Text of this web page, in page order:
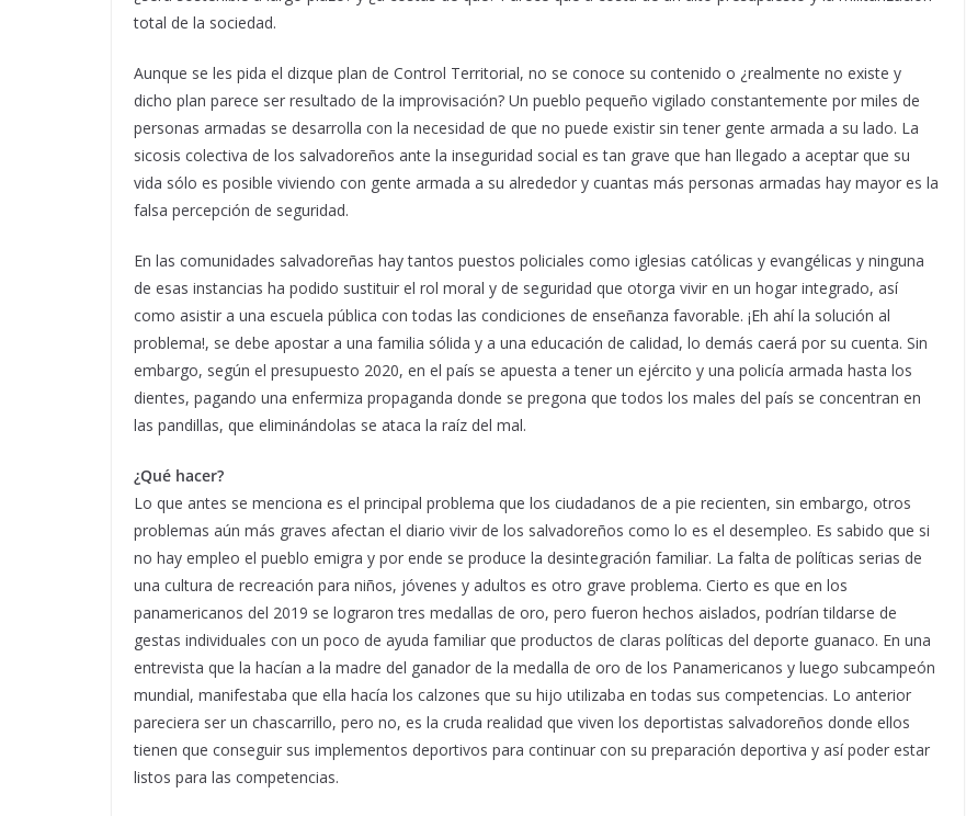
total de la sociedad.
Aunque se les pida el dizque plan de Control Territorial, no se conoce su contenido o ¿realmente no existe y
dicho plan parece ser resultado de la improvisación? Un pueblo pequeño vigilado constantemente por miles de
personas armadas se desarrolla con la necesidad de que no puede existir sin tener gente armada a su lado. La
sicosis colectiva de los salvadoreños ante la inseguridad social es tan grave que han llegado a aceptar que su
vida sólo es posible viviendo con gente armada a su alrededor y cuantas más personas armadas hay mayor es la
falsa percepción de seguridad.
En las comunidades salvadoreñas hay tantos puestos policiales como iglesias católicas y evangélicas y ninguna
de esas instancias ha podido sustituir el rol moral y de seguridad que otorga vivir en un hogar integrado, así
como asistir a una escuela pública con todas las condiciones de enseñanza favorable. ¡Eh ahí la solución al
problema!, se debe apostar a una familia sólida y a una educación de calidad, lo demás caerá por su cuenta. Sin
embargo, según el presupuesto 2020, en el país se apuesta a tener un ejército y una policía armada hasta los
dientes, pagando una enfermiza propaganda donde se pregona que todos los males del país se concentran en
las pandillas, que eliminándolas se ataca la raíz del mal.
¿Qué hacer?
Lo que antes se menciona es el principal problema que los ciudadanos de a pie recienten, sin embargo, otros
problemas aún más graves afectan el diario vivir de los salvadoreños como lo es el desempleo. Es sabido que si
no hay empleo el pueblo emigra y por ende se produce la desintegración familiar. La falta de políticas serias de
una cultura de recreación para niños, jóvenes y adultos es otro grave problema. Cierto es que en los
panamericanos del 2019 se lograron tres medallas de oro, pero fueron hechos aislados, podrían tildarse de
gestas individuales con un poco de ayuda familiar que productos de claras políticas del deporte guanaco. En una
entrevista que la hacían a la madre del ganador de la medalla de oro de los Panamericanos y luego subcampeón
mundial, manifestaba que ella hacía los calzones que su hijo utilizaba en todas sus competencias. Lo anterior
pareciera ser un chascarrillo, pero no, es la cruda realidad que viven los deportistas salvadoreños donde ellos
tienen que conseguir sus implementos deportivos para continuar con su preparación deportiva y así poder estar
listos para las competencias.